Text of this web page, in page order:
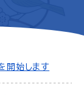
開始します